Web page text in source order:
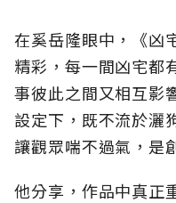
在奚岳隆眼中，《凶
精彩，每一間凶宅都
事彼此之間又相互影
設定下，既不流於灑
讓觀眾喘不過氣，是
他分享，作品中真正